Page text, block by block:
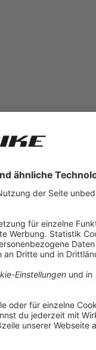
wie viel
sind auch E-
wie viel
sind auch E-